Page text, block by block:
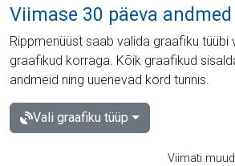
Viimase 30 päeva andmed
Rippmenüüst saab valida graafiku tüübi
graafikud korraga. Kõik graafikud
andmeid ning uuenevad kord tunnis.
Vali graafiku tüüp
Viimati